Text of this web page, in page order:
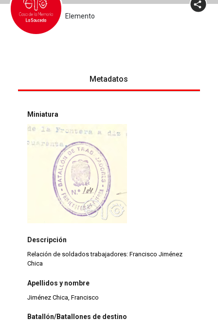
Elemento
Metadatos
Miniatura
Descripción
Relación de soldados trabajadores: Francisco Jiménez
Chica
Apellidos y nombre
Jiménez Chica, Francisco
Batallón/Batallones de destino